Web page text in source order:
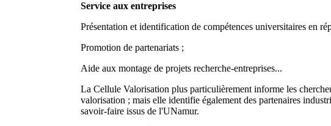
Service aux entreprises
Présentation et identification de compétences universitaires en
Promotion de partenariats ;
Aide aux montage de projets recherche-entreprises...
La Cellule Valorisation plus particulièrement informe les
valorisation ; mais elle identifie également des partenaires
savoir-faire issus de l'UNamur.